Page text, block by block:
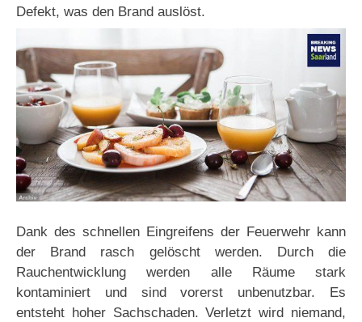
Defekt, was den Brand auslöst.
Dank des schnellen Eingreifens der Feuerwehr kann
der Brand rasch gelöscht werden. Durch die
Rauchentwicklung werden alle Räume stark
kontaminiert und sind vorerst unbenutzbar. Es
entsteht hoher Sachschaden. Verletzt wird niemand,